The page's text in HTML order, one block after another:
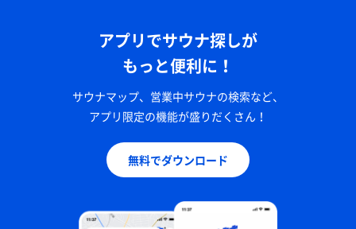
アプリでサウナ探しが
もっと便利に！
サウナマップ、営業中サウナの検索など、
アプリ限定の機能が盛りだくさん！
無料でダウンロード